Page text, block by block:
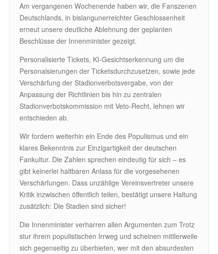
Am vergangenen Wochenende haben wir, die Fanszenen
Deutschlands, in bislangunerreichter Geschlossenheit
erneut unsere deutliche Ablehnung der geplanten
Beschlüsse der Innenminister gezeigt.
Personalisierte Tickets, KI-Gesichtserkennung um die
Personalsierungen der Ticketsdurchzusetzen, sowie jede
Verschärfung der Stadionverbotsvergabe, von der
Anpassung der Richtlinien bis hin zu zentralen
Stadionverbotskommission mit Veto-Recht, lehnen wir
entschieden ab.
Wir fordern weiterhin ein Ende des Populismus und ein
klares Bekenntnis zur Einzigartigkeit der deutschen
Fankultur. Die Zahlen sprechen eindeutig für sich – es
gibt keinerlei haltbaren Anlass für die vorgesehenen
Verschärfungen. Dass unzählige Vereinsvertreter unsere
Kritik inzwischen öffentlich teilen, bestätigt unsere Haltung
zusätzlich: Die Stadien sind sicher!
Die Innenminister verharren allen Argumenten zum Trotz
stur ihrem populistischen Irrweg und scheinen mittlerweile
sich gegenseitig zu überbieten, wer mit den absurdesten